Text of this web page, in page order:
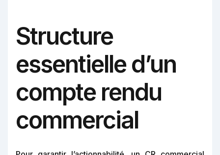
Structure
essentielle d’un
compte rendu
commercial